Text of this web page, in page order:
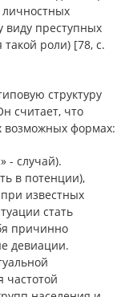
виду преступных
роли) [78, с.
структуру
считает, что
возможных формах:
- случай).
в потенции),
известных
стать
причинно
девиации.
частотой